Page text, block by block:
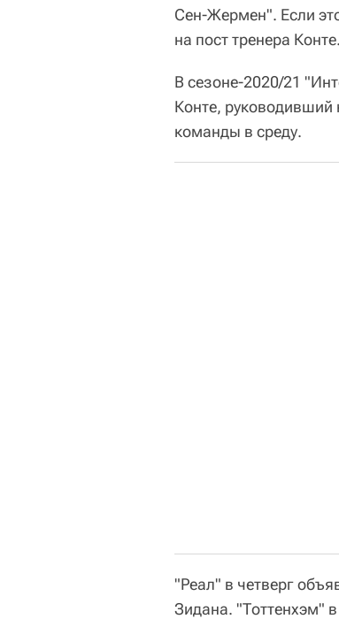
Сен-Жермен". Если
на пост тренера Конте.
В сезоне-2020/21
Конте, руководивший
команды в среду.
"Реал" в четверг
Зидана. "Тоттенхэм"